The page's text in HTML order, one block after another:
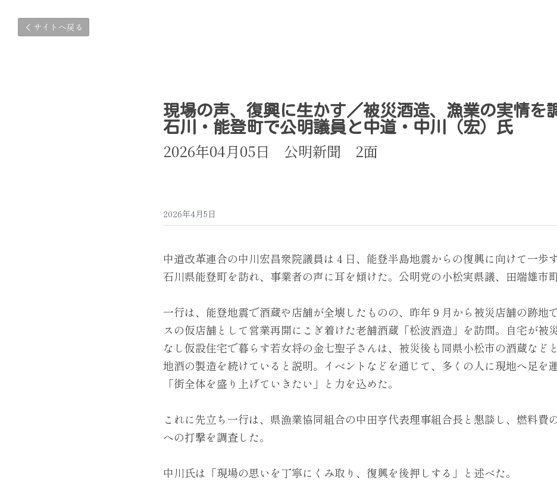
サイトへ戻る
現場の声、復興に生かす／被災酒造、漁業の実情を
石川・能登町で公明議員と中道・中川（宏）氏
2026年04月05日　公明新聞　2面
2026年4月5日
中道改革連合の中川宏昌衆院議員は４日、能登半島地震からの復興に向けて一歩
石川県能登町を訪れ、事業者の声に耳を傾けた。公明党の小松実県議、田端雄市
一行は、能登地震で酒蔵や店舗が全壊したものの、昨年９月から被災店舗の跡地
スの仮店舗として営業再開にこぎ着けた老舗酒蔵「松波酒造」を訪問。自宅が被
なし仮設住宅で暮らす若女将の金七聖子さんは、被災後も同県小松市の酒蔵など
地酒の製造を続けていると説明。イベントなどを通じて、多くの人に現地へ足を運
「街全体を盛り上げていきたい」と力を込めた。
これに先立ち一行は、県漁業協同組合の中田亨代表理事組合長と懇談し、燃料費
への打撃を調査した。
中川氏は「現場の思いを丁寧にくみ取り、復興を後押しする」と述べた。